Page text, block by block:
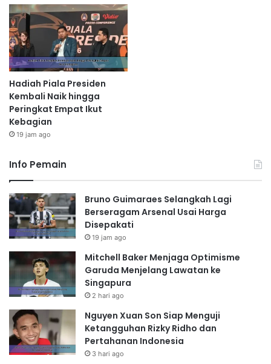
Hadiah Piala Presiden
Kembali Naik hingga
Peringkat Empat Ikut
Kebagian
19 jam ago
Info Pemain
Bruno Guimaraes Selangkah Lagi
Berseragam Arsenal Usai Harga
Disepakati
19 jam ago
Mitchell Baker Menjaga Optimisme
Garuda Menjelang Lawatan ke
Singapura
2 hari ago
Nguyen Xuan Son Siap Menguji
Ketangguhan Rizky Ridho dan
Pertahanan Indonesia
3 hari ago